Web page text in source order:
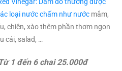
Vinegar: Dấm đỏ thường được
loại nước chấm như nước mắm,
chiên, xào thêm phần thơm ngon
cải, salad, …
1 đến 6 chai 25.000đ